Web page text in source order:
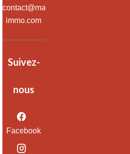
contact@massena-
immo.com
Suivez-
nous
Facebook